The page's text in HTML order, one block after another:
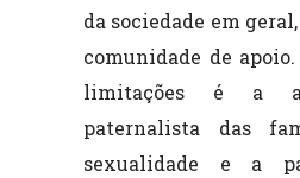
da sociedade em
comunidade de
limitações é a
paternalista das
sexualidade e a